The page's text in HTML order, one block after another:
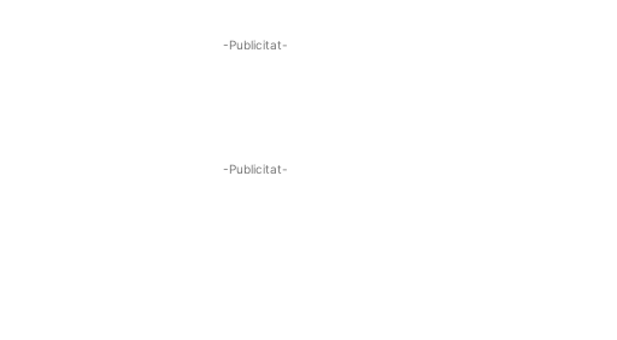
-Publicitat-
-Publicitat-